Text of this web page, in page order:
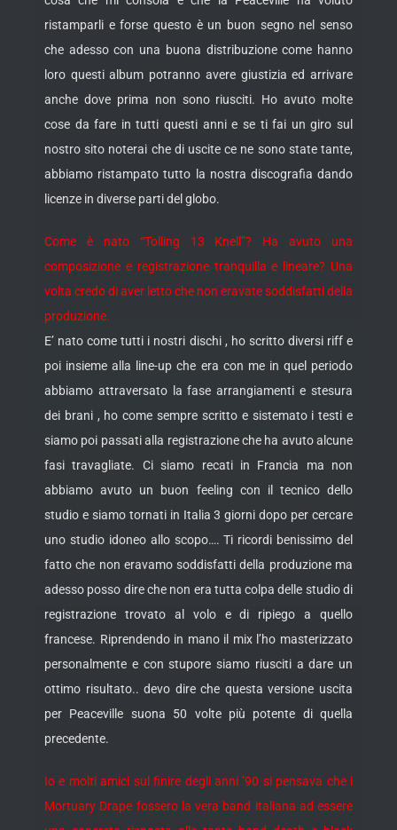
ristamparli e forse questo è un buon segno nel senso
che adesso con una buona distribuzione come hanno
loro questi album potranno avere giustizia ed arrivare
anche dove prima non sono riusciti. Ho avuto molte
cose da fare in tutti questi anni e se ti fai un giro sul
nostro sito noterai che di uscite ce ne sono state tante,
abbiamo ristampato tutto la nostra discografia dando
licenze in diverse parti del globo.
Come è nato “Tolling 13 Knell”? Ha avuto una
composizione e registrazione tranquilla e lineare? Una
volta credo di aver letto che non eravate soddisfatti della
produzione.
E’ nato come tutti i nostri dischi , ho scritto diversi riff e
poi insieme alla line-up che era con me in quel periodo
abbiamo attraversato la fase arrangiamenti e stesura
dei brani , ho come sempre scritto e sistemato i testi e
siamo poi passati alla registrazione che ha avuto alcune
fasi travagliate. Ci siamo recati in Francia ma non
abbiamo avuto un buon feeling con il tecnico dello
studio e siamo tornati in Italia 3 giorni dopo per cercare
uno studio idoneo allo scopo…. Ti ricordi benissimo del
fatto che non eravamo soddisfatti della produzione ma
adesso posso dire che non era tutta colpa delle studio di
registrazione trovato al volo e di ripiego a quello
francese. Riprendendo in mano il mix l’ho masterizzato
personalmente e con stupore siamo riusciti a dare un
ottimo risultato.. devo dire che questa versione uscita
per Peaceville suona 50 volte più potente di quella
precedente.
Io e molti amici sul finire degli anni ’90 si pensava che i
Mortuary Drape fossero la vera band italiana ad essere